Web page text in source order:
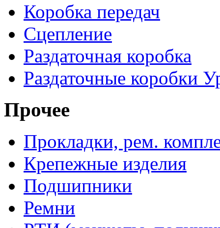
Коробка передач
Сцепление
Раздаточная коробка
Раздаточные коробки
Прочее
Прокладки, рем.
Крепежные изделия
Подшипники
Ремни